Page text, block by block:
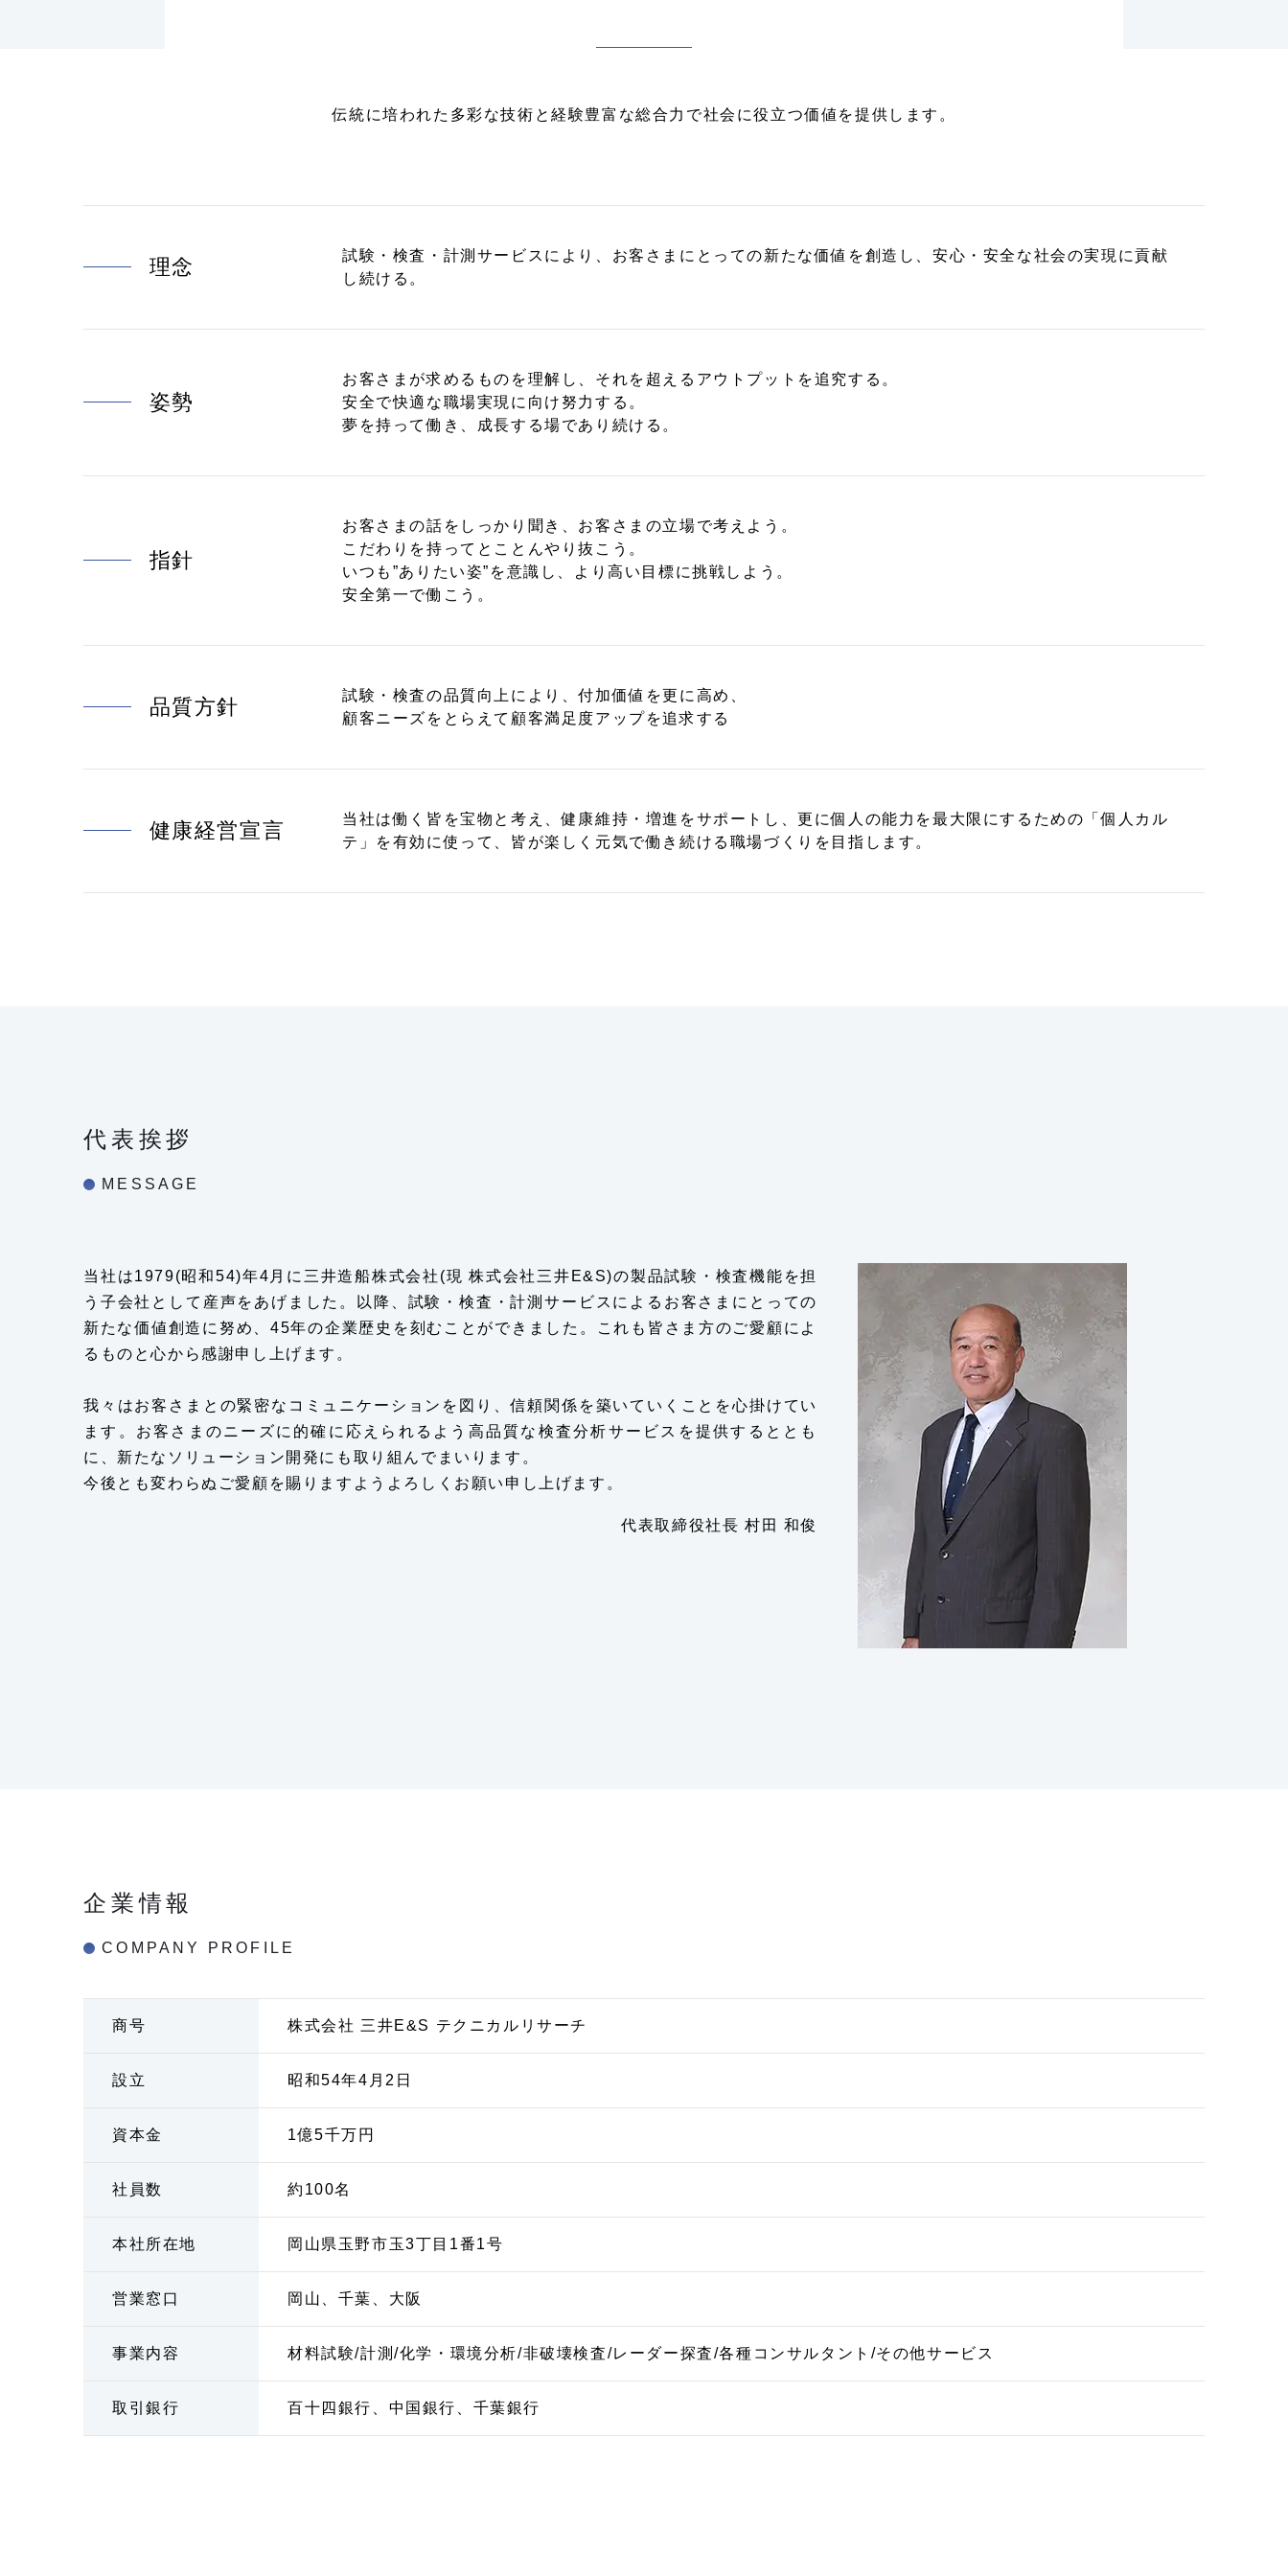
伝統に培われた多彩な技術と経験豊富な総合力で社会に役立つ価値を提供します。
理念
試験・検査・計測サービスにより、お客さまにとっての新たな価値を創造し、安心・安全な社会の実現に貢献
し続ける。
姿勢
お客さまが求めるものを理解し、それを超えるアウトプットを追究する。
安全で快適な職場実現に向け努力する。
夢を持って働き、成長する場であり続ける。
指針
お客さまの話をしっかり聞き、お客さまの立場で考えよう。
こだわりを持ってとことんやり抜こう。
いつも”ありたい姿”を意識し、より高い目標に挑戦しよう。
安全第一で働こう。
品質方針
試験・検査の品質向上により、付加価値を更に高め、
顧客ニーズをとらえて顧客満足度アップを追求する
健康経営宣言
当社は働く皆を宝物と考え、健康維持・増進をサポートし、更に個人の能力を最大限にするための「個人カル
テ」を有効に使って、皆が楽しく元気で働き続ける職場づくりを目指します。
代表挨拶
MESSAGE
当社は1979(昭和54)年4月に三井造船株式会社(現 株式会社三井E&S)の製品試験・検査機能を担
う子会社として産声をあげました。以降、試験・検査・計測サービスによるお客さまにとっての
新たな価値創造に努め、45年の企業歴史を刻むことができました。これも皆さま方のご愛顧によ
るものと心から感謝申し上げます。
我々はお客さまとの緊密なコミュニケーションを図り、信頼関係を築いていくことを心掛けてい
ます。お客さまのニーズに的確に応えられるよう高品質な検査分析サービスを提供するととも
に、新たなソリューション開発にも取り組んでまいります。
今後とも変わらぬご愛顧を賜りますようよろしくお願い申し上げます。
代表取締役社長 村田 和俊
企業情報
COMPANY PROFILE
商号 株式会社 三井E&S テクニカルリサーチ
設立 昭和54年4月2日
資本金 1億5千万円
社員数 約100名
本社所在地 岡山県玉野市玉3丁目1番1号
営業窓口 岡山、千葉、大阪
事業内容 材料試験/計測/化学・環境分析/非破壊検査/レーダー探査/各種コンサルタント/その他サービス
取引銀行 百十四銀行、中国銀行、千葉銀行